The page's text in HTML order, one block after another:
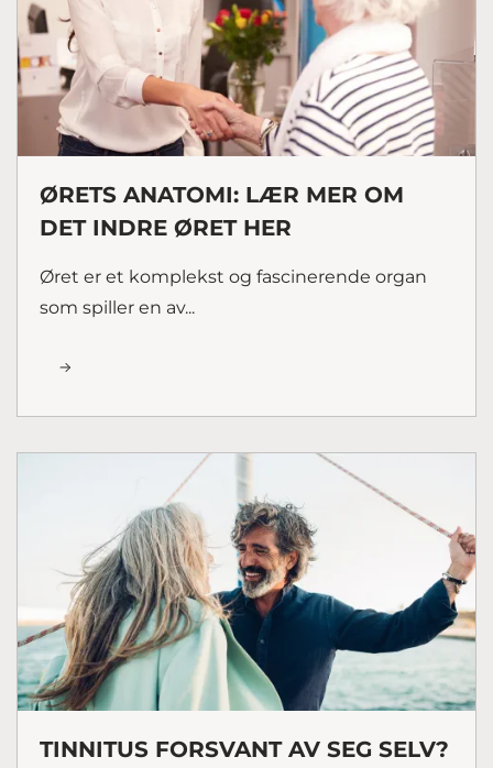
ØRETS ANATOMI: LÆR MER OM
DET INDRE ØRET HER
Øret er et komplekst og fascinerende organ
som spiller en av...
TINNITUS FORSVANT AV SEG SELV?